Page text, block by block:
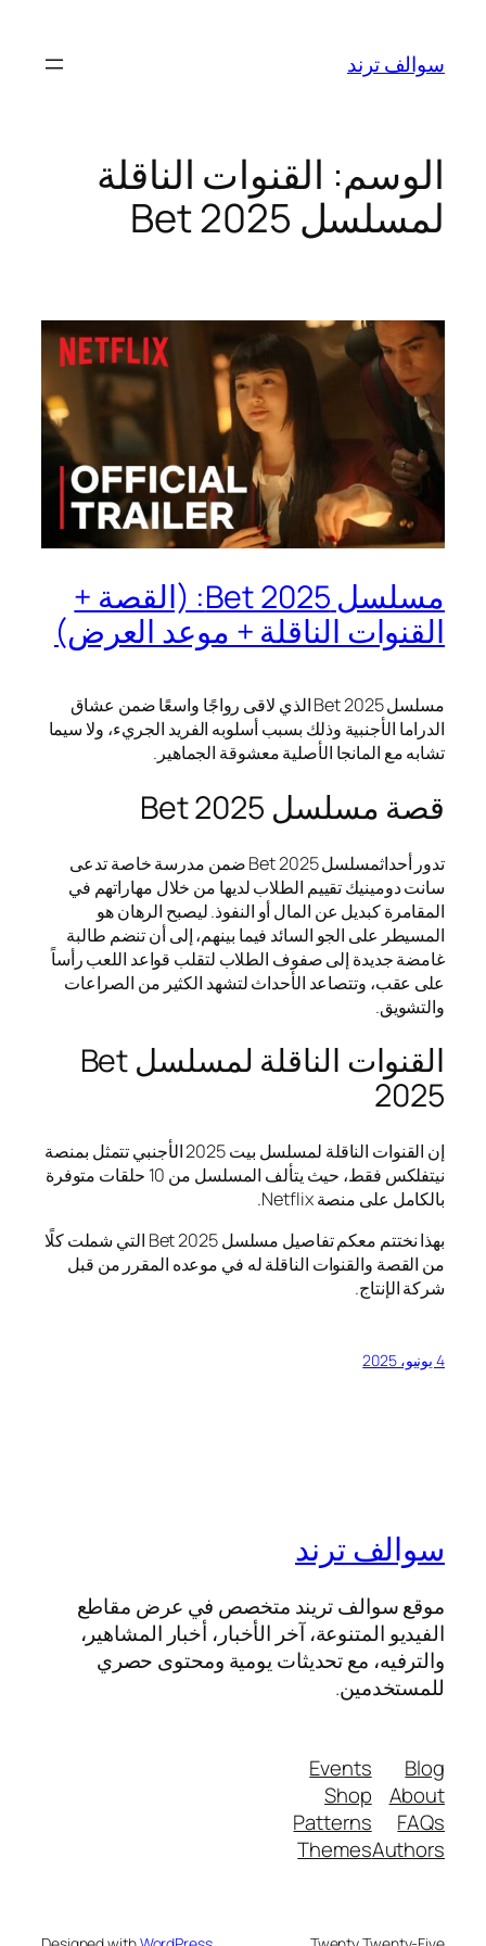
المحتوى
سوالف ترند
الوسم: القنوات الناقلة
لمسلسل Bet 2025
مسلسل Bet 2025: (القصة +
القنوات الناقلة + موعد العرض)
مسلسل Bet 2025 الذي لاقى رواجًا واسعًا ضمن عشاق
الدراما الأجنبية وذلك بسبب أسلوبه الفريد الجريء، ولا سيما
تشابه مع المانجا الأصلية معشوقة الجماهير.
قصة مسلسل Bet 2025
تدور أحداثمسلسل Bet 2025 ضمن مدرسة خاصة تدعى
سانت دومينيك تقييم الطلاب لديها من خلال مهاراتهم في
المقامرة كبديل عن المال أو النفوذ. ليصبح الرهان هو
المسيطر على الجو السائد فيما بينهم، إلى أن تنضم طالبة
غامضة جديدة إلى صفوف الطلاب لتقلب قواعد اللعب رأساً
على عقب، وتتصاعد الأحداث لتشهد الكثير من الصراعات
والتشويق.
القنوات الناقلة لمسلسل Bet
2025
إن القنوات الناقلة لمسلسل بيت 2025 الأجنبي تتمثل بمنصة
نيتفلكس فقط، حيث يتألف المسلسل من 10 حلقات متوفرة
بالكامل على منصة Netflix.
بهذا نختتم معكم تفاصيل مسلسل Bet 2025 التي شملت كلًا
من القصة والقنوات الناقلة له في موعده المقرر من قبل
شركة الإنتاج.
4 يونيو، 2025
سوالف ترند
موقع سوالف تريند متخصص في عرض مقاطع
الفيديو المتنوعة، آخر الأخبار، أخبار المشاهير،
والترفيه، مع تحديثات يومية ومحتوى حصري
للمستخدمين.
Blog
About
FAQs
Authors
Events
Shop
Patterns
Themes